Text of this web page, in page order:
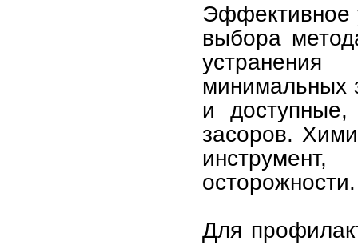
Эффективное
выбора
минимальных
и
засоров.
осторожности.
Для